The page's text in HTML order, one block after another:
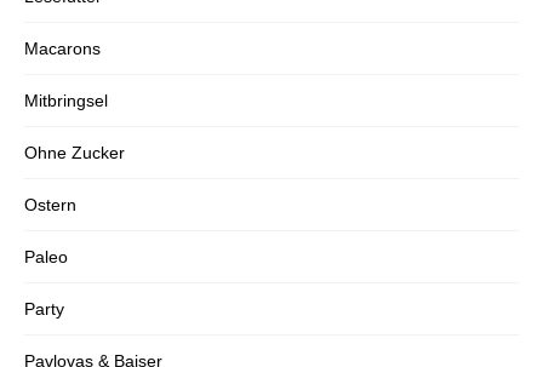
Macarons
Mitbringsel
Ohne Zucker
Ostern
Paleo
Party
Pavlovas & Baiser